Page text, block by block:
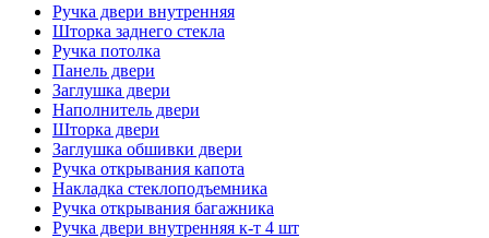
Ручка двери внутренняя
Шторка заднего стекла
Ручка потолка
Панель двери
Заглушка двери
Наполнитель двери
Шторка двери
Заглушка обшивки двери
Ручка открывания капота
Накладка стеклоподъемника
Ручка открывания багажника
Ручка двери внутренняя к-т 4 шт